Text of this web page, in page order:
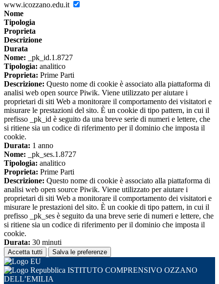
www.icozzano.edu.it
Nome
Tipologia
Proprieta
Descrizione
Durata
Nome: _pk_id.1.8727
Tipologia: analitico
Proprieta: Prime Parti
Descrizione: Questo nome di cookie è associato alla piattaforma di
analisi web open source Piwik. Viene utilizzato per aiutare i
proprietari di siti Web a monitorare il comportamento dei visitatori e
misurare le prestazioni del sito. È un cookie di tipo pattern, in cui il
prefisso _pk_id è seguito da una breve serie di numeri e lettere, che
si ritiene sia un codice di riferimento per il dominio che imposta il
cookie.
Durata: 1 anno
Nome: _pk_ses.1.8727
Tipologia: analitico
Proprieta: Prime Parti
Descrizione: Questo nome di cookie è associato alla piattaforma di
analisi web open source Piwik. Viene utilizzato per aiutare i
proprietari di siti Web a monitorare il comportamento dei visitatori e
misurare le prestazioni del sito. È un cookie di tipo pattern, in cui il
prefisso _pk_ses è seguito da una breve serie di numeri e lettere, che
si ritiene sia un codice di riferimento per il dominio che imposta il
cookie.
Durata: 30 minuti
Accetta tutti Salva le preferenze
ISTITUTO COMPRENSIVO OZZANO
DELL’EMILIA